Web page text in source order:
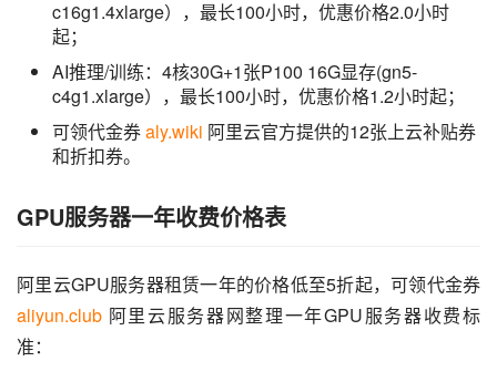
c16g1.4xlarge），最长100小时，优惠价格2.0小时
起；
AI推理/训练：4核30G+1张P100 16G显存(gn5-
c4g1.xlarge），最长100小时，优惠价格1.2小时起；
可领代金券aly.wiki 阿里云官方提供的12张上云补贴券
和折扣券。
GPU服务器一年收费价格表
aliyun.club 阿里云服务器网整理一年GPU服务器收费标
准：